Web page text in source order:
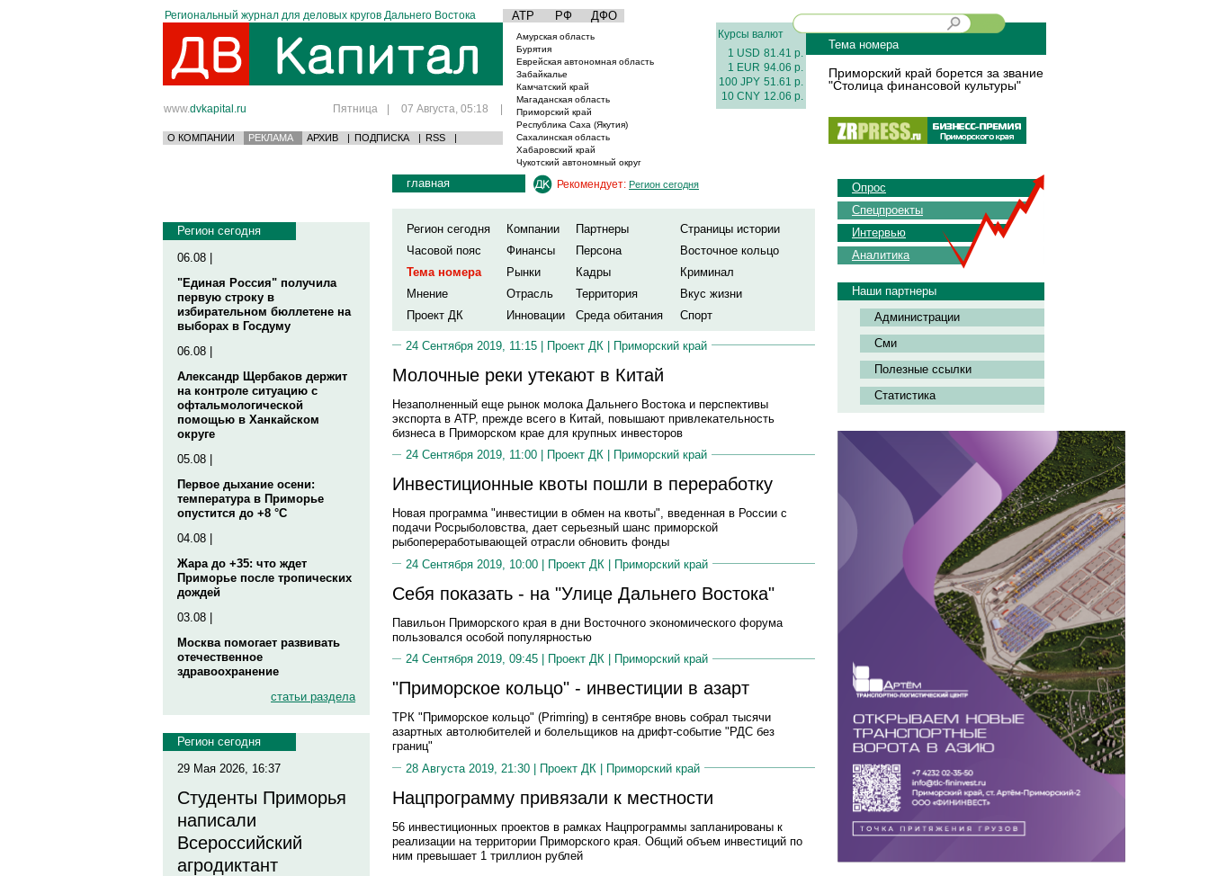
Региональный журнал для деловых кругов Дальнего Востока АТР РФ ДФО
www.dvkapital.ru Пятница | 07 Августа, 05:18 |
О КОМПАНИИ РЕКЛАМА АРХИВ | ПОДПИСКА | RSS |
Амурская область
Бурятия
Еврейская автономная область
Забайкалье
Камчатский край
Магаданская область
Приморский край
Республика Саха (Якутия)
Сахалинская область
Хабаровский край
Чукотский автономный округ
Курсы валют
1 USD 81.41 р.
1 EUR 94.06 р.
100 JPY 51.61 р.
10 CNY 12.06 р.
Тема номера
Приморский край борется за звание
"Столица финансовой культуры"
Регион сегодня
06.08 |
"Единая Россия" получила
первую строку в
избирательном бюллетене на
выборах в Госдуму
06.08 |
Александр Щербаков держит
на контроле ситуацию с
офтальмологической
помощью в Ханкайском
округе
05.08 |
Первое дыхание осени:
температура в Приморье
опустится до +8 °C
04.08 |
Жара до +35: что ждет
Приморье после тропических
дождей
03.08 |
Москва помогает развивать
отечественное
здравоохранение
статьи раздела
Регион сегодня
29 Мая 2026, 16:37
Студенты Приморья
написали
Всероссийский
агродиктант
главная Рекомендует: Регион сегодня
Регион сегодня Компании Партнеры
Страницы истории
Часовой пояс
Финансы Персона
Восточное кольцо
Тема номера
Рынки Кадры
Криминал
Мнение
Отрасль Территория
Вкус жизни
Проект ДК
Инновации Среда обитания Спорт
24 Сентября 2019, 11:15 | Проект ДК | Приморский край
Молочные реки утекают в Китай
Незаполненный еще рынок молока Дальнего Востока и перспективы
экспорта в АТР, прежде всего в Китай, повышают привлекательность
бизнеса в Приморском крае для крупных инвесторов
24 Сентября 2019, 11:00 |
Проект ДК Приморский край
Инвестиционные квоты пошли в переработку
Новая программа "инвестиции в обмен на квоты", введенная в России с
подачи Росрыболовства, дает серьезный шанс приморской
рыбопереработывающей отрасли обновить фонды
24 Сентября 2019, 10:00 | Проект ДК | Приморский край
Себя показать - на "Улице Дальнего Востока"
Павильон Приморского края в дни Восточного экономического форума
пользовался особой популярностью
24 Сентября 2019, 09:45 |
Проект ДК Приморский край
"Приморское кольцо" - инвестиции в азарт
ТРК "Приморское кольцо" (Primring) в сентябре вновь собрал тысячи
азартных автолюбителей и болельщиков на дрифт-событие "РДС без
границ"
28 Августа 2019, 21:30 | Проект ДК | Приморский край
Нацпрограмму привязали к местности
56 инвестиционных проектов в рамках Нацпрограммы запланированы к
реализации на территории Приморского края. Общий объем инвестиций по
ним превышает 1 триллион рублей
Опрос
Спецпроекты
Интервью
Аналитика
Наши партнеры
Администрации
Сми
Полезные ссылки
Статистика